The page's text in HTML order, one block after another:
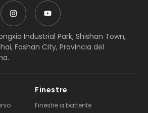
Industrial Park, Shishan Town,
Foshan City, Provincia del
Finestre
Finestre a battente